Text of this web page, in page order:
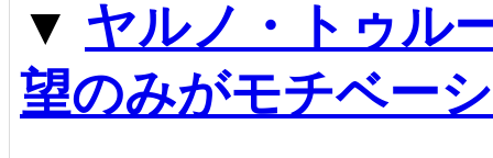
▼ ヤルノ・トゥル
望のみがモチベー